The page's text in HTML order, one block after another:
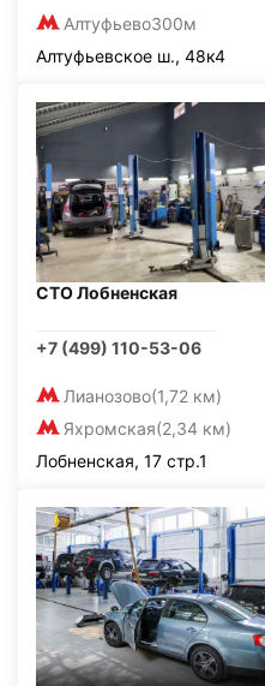
Алтуфьево300м
Алтуфьевское ш., 48к4
СТО Лобненская
+7 (499) 110-53-06
Лианозово(1,72 км)
Яхромская(2,34 км)
Лобненская, 17 стр.1